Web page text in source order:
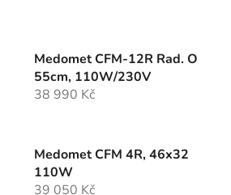
Medomet CFM-12R Rad. O
55cm, 110W/230V
38 990 Kč
Medomet CFM 4R, 46x32
110W
39 050 Kč